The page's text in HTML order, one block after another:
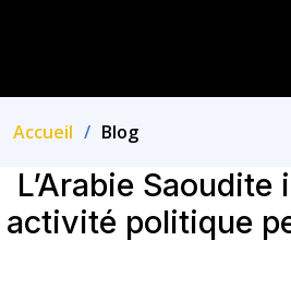
Accueil Blog
L’Arabie
activité politique